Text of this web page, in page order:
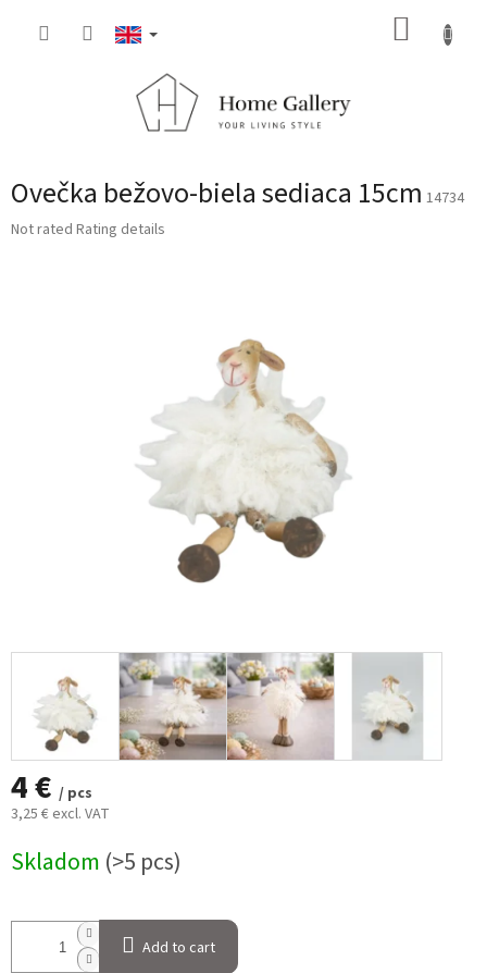
Ovečka bežovo-biela sediaca 15cm 14734
The
Not rated Rating details
4 € / pcs
3,25 € excl. VAT
price:
Skladom (>5 pcs)
Add to cart